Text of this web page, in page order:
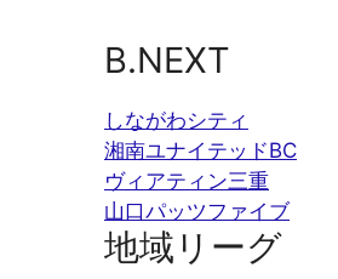
B.NEXT
しながわシティ
湘南ユナイテッドBC
ヴィアティン三重
山口パッツファイブ
地域リーグ